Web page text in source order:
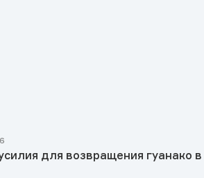
для возвращения гуанако в